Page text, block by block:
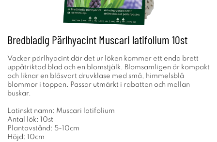
Bredbladig Pärlhyacint Muscari latifolium 10st
Vacker pärlhyacint där det ur löken kommer ett enda brett
uppåtriktad blad och en blomstjälk. Blomsamligen är kompakt
och liknar en blåsvart druvklase med små, himmelsblå
blommor i toppen. Passar utmärkt i rabatten och mellan
buskar.
Latinskt namn: Muscari latifolium
Antal lök: 10st
Plantavstånd: 5-10cm
Höjd: 10cm